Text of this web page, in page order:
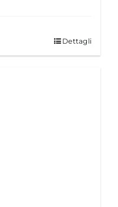
Dettagli